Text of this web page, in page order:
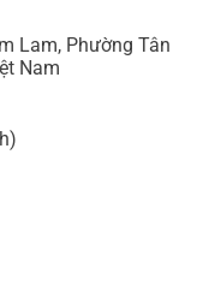
Lam, Phường Tân
Nam